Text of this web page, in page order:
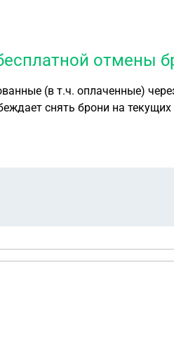
отмены
(в т.ч. оплаченные)
снять брони на